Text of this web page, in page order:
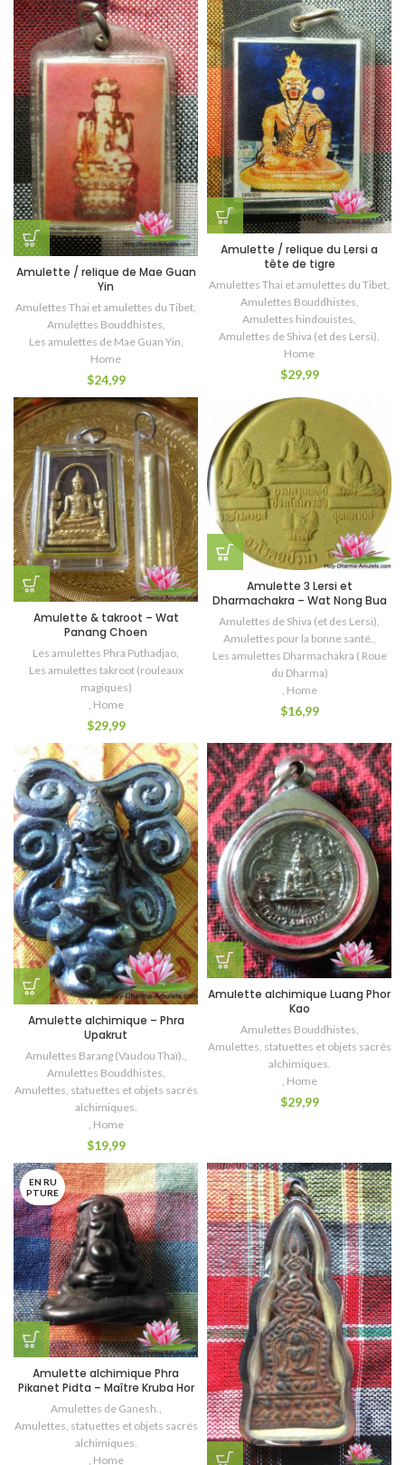
Amulette / relique de Mae Guan
Yin
Amulettes Thai et amulettes du Tibet,
Amulettes Bouddhistes,
Les amulettes de Mae Guan Yin,
Home
$24,99
Amulette / relique du Lersi a
tête de tigre
Amulettes Thai et amulettes du Tibet
Amulettes Bouddhistes
Amulettes hindouistes
Amulettes de Shiva (et des Lersi)
Home
$29,99
Amulette & takroot – Wat
Panang Choen
Les amulettes Phra Puthadjao
Les amulettes takroot (rouleaux
magiques)
Home
$29,99
Amulette 3 Lersi et
Dharmachakra – Wat Nong Bua
Amulettes de Shiva (et des Lersi),
Amulettes pour la bonne santé.,
Les amulettes Dharmachakra ( Roue
du Dharma)
, Home
$16,99
Amulette alchimique – Phra
Upakrut
Amulettes Barang (Vaudou Thaï).,
Amulettes Bouddhistes,
Amulettes, statuettes et objets sacrés
alchimiques.
, Home
$19,99
Amulette alchimique Luang Phor
Kao
Amulettes Bouddhistes,
Amulettes, statuettes et objets sacrés
alchimiques.
, Home
$29,99
EN RU
PTURE
Amulette alchimique Phra
Pikanet Pidta – Maître Kruba Hor
Amulettes de Ganesh.,
Amulettes, statuettes et objets sacrés
alchimiques.
, Home